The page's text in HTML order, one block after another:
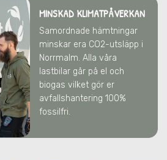
MINSKAD KLIMATPÅVERKAN
Samordnade hämtningar
minskar era CO2-utsläpp i
Norrmalm. Alla våra
lastbilar går på el och
biogas vilket gör er
avfallshantering 100%
fossilfri.